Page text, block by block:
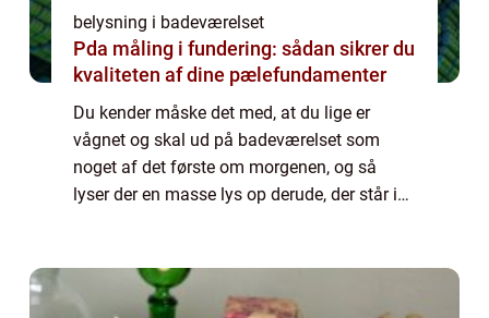
belysning i badeværelset
Pda måling i fundering: sådan sikrer du
kvaliteten af dine pælefundamenter
Du kender måske det med, at du lige er
vågnet og skal ud på badeværelset som
noget af det første om morgenen, og så
lyser der en masse lys op derude, der står i